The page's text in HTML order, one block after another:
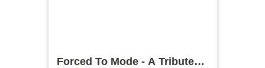
Forced To Mode - A Tribute